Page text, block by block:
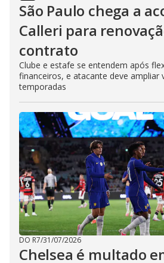
São Paulo chega a
Calleri para
contrato
Clube e estafe se entendem após
financeiros, e atacante deve ampliar
temporadas
DO R7/31/07/2026
Chelsea é multado